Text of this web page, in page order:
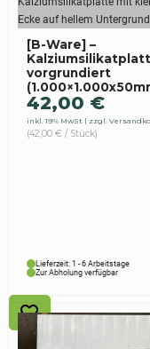
[B-Ware] –
vorgrundiert
42,00 €
inkl. 19% MwSt zzgl.
(42,00 € / Stück)
Lieferzeit: 1 - 6 Arbeitstage
Zur Abholung verfügbar